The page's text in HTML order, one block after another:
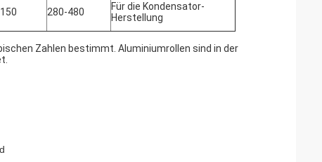
280-480
Für die Kondensator-
Herstellung
Zahlen bestimmt. Aluminiumrollen sind in der